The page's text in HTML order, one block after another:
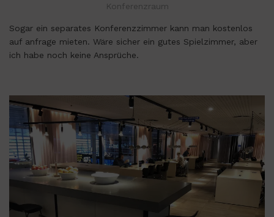
Konferenzraum
Sogar ein separates Konferenzzimmer kann man kostenlos
auf anfrage mieten. Wäre sicher ein gutes Spielzimmer, aber
ich habe noch keine Ansprüche.